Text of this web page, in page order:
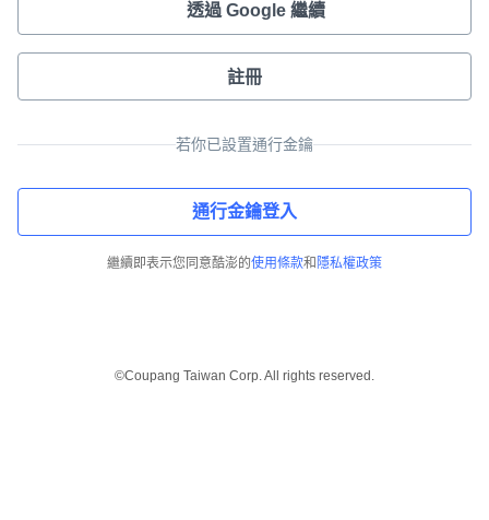
透過 Google 繼續
註冊
若你已設置通行金鑰
通行金鑰登入
繼續即表示您同意酷澎的使用條款和 隱私權政策
©Coupang Taiwan Corp. All rights reserved.